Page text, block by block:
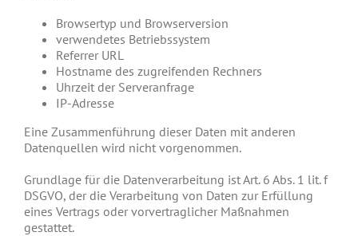
Browsertyp und Browserversion
verwendetes Betriebssystem
Referrer URL
Hostname des zugreifenden Rechners
Uhrzeit der Serveranfrage
IP-Adresse
Eine Zusammenführung dieser Daten mit anderen
Datenquellen wird nicht vorgenommen.
Grundlage für die Datenverarbeitung ist Art. 6 Abs. 1 lit. f
DSGVO, der die Verarbeitung von Daten zur Erfüllung
eines Vertrags oder vorvertraglicher Maßnahmen
gestattet.